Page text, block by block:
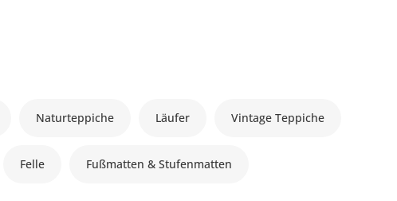
Naturteppiche Läufer Vintage Teppiche
Felle Fußmatten & Stufenmatten